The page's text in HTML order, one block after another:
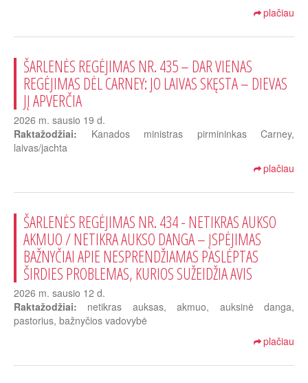
plačiau
ŠARLENĖS REGĖJIMAS NR. 435 – DAR VIENAS
REGĖJIMAS DĖL CARNEY: JO LAIVAS SKĘSTA – DIEVAS
JĮ APVERČIA
2026 m. sausio 19 d.
Raktažodžiai: Kanados ministras pirmininkas Carney,
laivas/jachta
plačiau
ŠARLENĖS REGĖJIMAS NR. 434 - NETIKRAS AUKSO
AKMUO / NETIKRA AUKSO DANGA – ĮSPĖJIMAS
BAŽNYČIAI APIE NESPRENDŽIAMAS PASLĖPTAS
ŠIRDIES PROBLEMAS, KURIOS SUŽEIDŽIA AVIS
2026 m. sausio 12 d.
Raktažodžiai: netikras auksas, akmuo, auksinė danga,
pastorius, bažnyčios vadovybė
plačiau